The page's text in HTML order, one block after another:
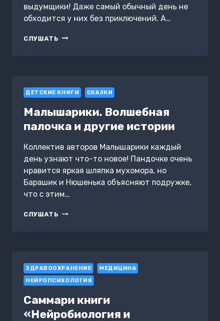
выдумщики! Даже самый обычный день не
обходится у них без приключений. А…
СЛУШАТЬ ТРИ
ДЕТСКИЕ КНИГИ СКАЗКИ
Малышарики. Волшебная
палочка и другие истории
Коллектив авторов Малышарики каждый
день узнают что-то новое! Пандочке очень
нравится яркая шляпка мухомора, но
Барашик и Нюшенька объясняют подружке,
что с этим…
СЛУШАТЬ МАЛЫШАРИКИ.
ЗДРАВООХРАНЕНИЕ
МЕДИЦИНА
НЕЙРОПСИХОЛОГИЯ
Саммари книги
«Нейробиология и